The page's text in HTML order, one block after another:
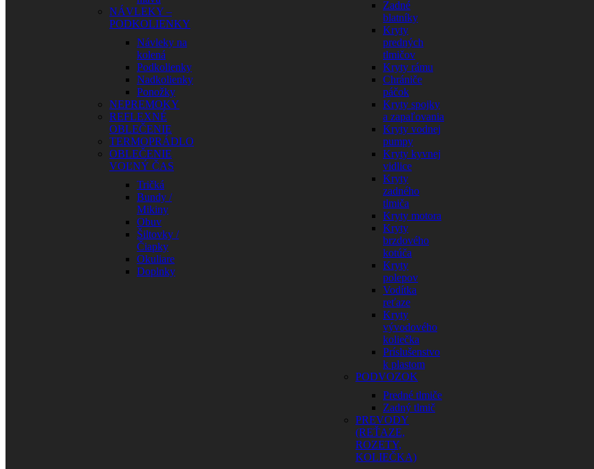
NÁVLEKY –
PODKOLIENKY
Návleky na
kolená
Podkolienky
Nadkolienky
Ponožky
NEPREMOKY
REFLEXNÉ
OBLEČENIE
TERMOPRÁDLO
OBLEČENIE
VOĽNÝ ČAS
Tričká
Bundy /
Mikiny
Obuv
Šiltovky /
Čiapky
Okuliare
Doplnky
Zadné
blatníky
Kryty
predných
tlmičov
Kryty rámu
Chrániče
páčok
Kryty spojky
a zapaľovania
Kryty vodnej
pumpy
Kryty kyvnej
vidlice
Kryty
zadného
tlmiča
Kryty motora
Kryty
brzdového
kotúča
Kryty
polepov
Vodítka
reťaze
Kryty
vývodového
koliečka
Príslušenstvo
k plastom
PODVOZOK
Predné tlmiče
Zadný tlmič
PREVODY
(REŤAZE,
ROZETY,
KOLIEČKA)